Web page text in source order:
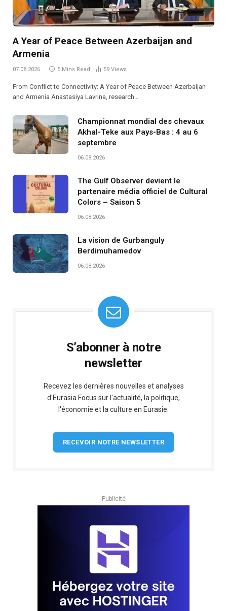
A Year of Peace Between Azerbaijan and
Armenia
07.08.2026 5 Mins Read 59 Views
From Conflict to Connectivity: A Year of Peace Between Azerbaijan
and Armenia Anastasiya Lavrina, research…
Championnat mondial des chevaux
Akhal-Teke aux Pays-Bas : 4 au 6
septembre
06.08.2026
The Gulf Observer devient le
partenaire média officiel de Cultural
Colors – Saison 5
06.08.2026
La vision de Gurbanguly
Berdimuhamedov
06.08.2026
S’abonner à notre
newsletter
Recevez les dernières nouvelles et analyses
d'Eurasia Focus sur l'actualité, la politique,
l'économie et la culture en Eurasie.
RECEVOIR NOTRE NEWSLETTER
Publicité